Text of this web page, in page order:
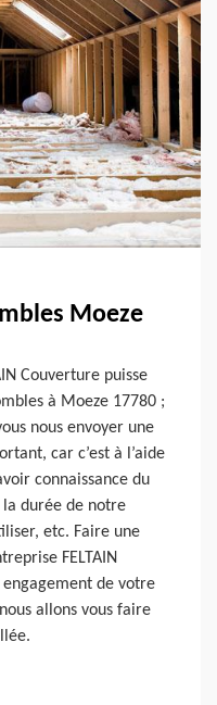
Moeze
Couverture puisse
à Moeze 17780 ;
nous envoyer une
car c’est à l’aide
connaissance du
durée de notre
etc. Faire une
FELTAIN
de votre
allons vous faire